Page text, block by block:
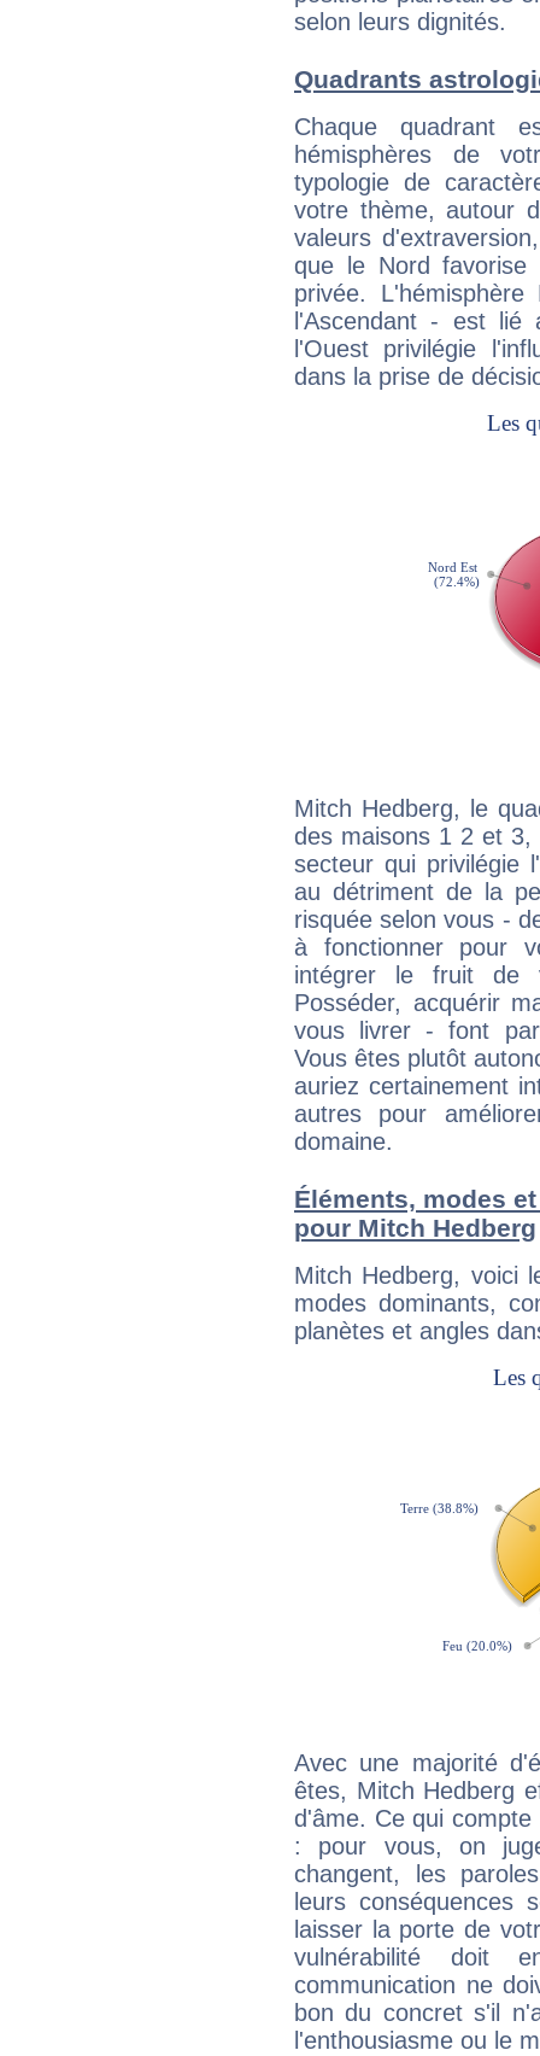
selon leurs dignités.
Quadrants
Chaque quadrant
hémisphères de
typologie de
votre thème, autour
valeurs
que le Nord favorise
privée.
l'Ascendant - est
l'Ouest privilégie
dans la prise de
Mitch Hedberg, le
des maisons 1 2 et
secteur qui privilégie
au détriment de la
risquée selon vous -
à fonctionner pour
intégrer le fruit de
Posséder, acquérir
vous livrer - font
Vous êtes plutôt
auriez certainement
autres pour
domaine.
Éléments, modes
pour Mitch Hedberg
Mitch Hedberg, voici
modes dominants,
planètes et angles
Avec une majorité
êtes, Mitch Hedberg
d'âme. Ce qui
: pour vous, on
changent, les
leurs conséquences
laisser la porte de
vulnérabilité doit
communication ne
bon du concret s'il
l'enthousiasme ou le